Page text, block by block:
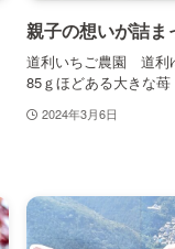
親子の想いが詰ま
道利いちご農園 道利
85ｇほどある大きな
2024年3月6日